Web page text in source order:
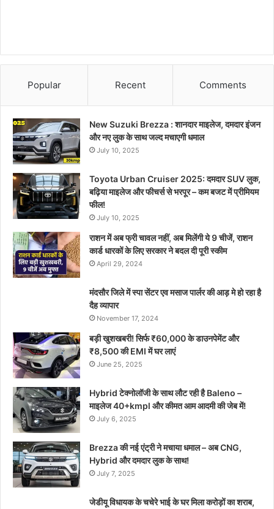
Popular Recent Comments
New Suzuki Brezza : शानदार माइलेज, दमदार इंजन
और नए लुक के साथ जल्द मचाएगी धमाल
July 10, 2025
Toyota Urban Cruiser 2025: दमदार SUV लुक,
बढ़िया माइलेज और फीचर्स से भरपूर – कम बजट में प्रीमियम
फील!
July 10, 2025
राशन में अब फ्री चावल नहीं, अब मिलेंगी ये 9 चीजें, राशन
कार्ड धारकों के लिए सरकार ने बदल दी पूरी स्कीम
April 29, 2024
मंदसौर जिले में स्पा सेंटर एव मसाज पार्लर की आड़ मे हो रहा है
दैह व्यापार
November 17, 2024
बड़ी खुशखबरी! सिर्फ ₹60,000 के डाउनपेमेंट और
₹8,500 की EMI में घर लाएं
June 25, 2025
Hybrid टेक्नोलॉजी के साथ लौट रही है Baleno –
माइलेज 40+kmpl और कीमत आम आदमी की जेब में!
July 6, 2025
Brezza की नई एंट्री ने मचाया धमाल – अब CNG,
Hybrid और दमदार लुक के साथ!
July 7, 2025
जेडीयू विधायक के चचेरे भाई के घर मिला करोड़ों का शराब,